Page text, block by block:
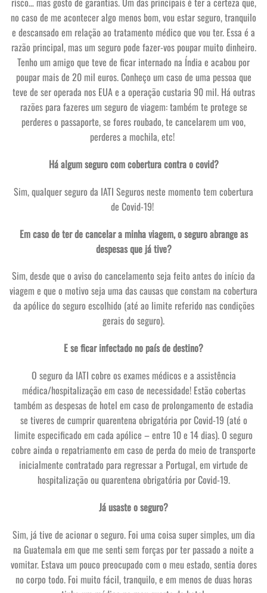
no caso de me acontecer algo menos bom, vou estar seguro, tranquilo
e descansado em relação ao tratamento médico que vou ter. Essa é a
razão principal, mas um seguro pode fazer-vos poupar muito dinheiro.
Tenho um amigo que teve de ficar internado na Índia e acabou por
poupar mais de 20 mil euros. Conheço um caso de uma pessoa que
teve de ser operada nos EUA e a operação custaria 90 mil. Há outras
razões para fazeres um seguro de viagem: também te protege se
perderes o passaporte, se fores roubado, te cancelarem um voo,
perderes a mochila, etc!
Há algum seguro com cobertura contra o covid?
Sim, qualquer seguro da IATI Seguros neste momento tem cobertura
de Covid-19!
Em caso de ter de cancelar a minha viagem, o seguro abrange as
despesas que já tive?
Sim, desde que o aviso do cancelamento seja feito antes do início da
viagem e que o motivo seja uma das causas que constam na cobertura
da apólice do seguro escolhido (até ao limite referido nas condições
gerais do seguro).
E se ficar infectado no país de destino?
O seguro da IATI cobre os exames médicos e a assistência
médica/hospitalização em caso de necessidade! Estão cobertas
também as despesas de hotel em caso de prolongamento de estadia
se tiveres de cumprir quarentena obrigatória por Covid-19 (até o
limite especificado em cada apólice – entre 10 e 14 dias). O seguro
cobre ainda o repatriamento em caso de perda do meio de transporte
inicialmente contratado para regressar a Portugal, em virtude de
hospitalização ou quarentena obrigatória por Covid-19.
Já usaste o seguro?
Sim, já tive de acionar o seguro. Foi uma coisa super simples, um dia
na Guatemala em que me senti sem forças por ter passado a noite a
vomitar. Estava um pouco preocupado com o meu estado, sentia dores
no corpo todo. Foi muito fácil, tranquilo, e em menos de duas horas